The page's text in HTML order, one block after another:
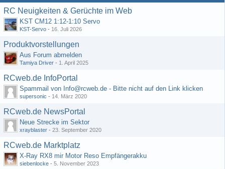
RC Neuigkeiten & Gerüchte im Web
KST CM12 1:12-1:10 Servo
KST-Servo - 16. Juli 2026
Produktvorstellungen
Aus Forum abmelden
Tamiya Driver - 1. April 2025
RCweb.de InfoPortal
Spammail von Info@rcweb.de - Bitte nicht auf den Link klicken
supersonic - 14. März 2020
RCweb.de NewsPortal
Neue Strecke im Sektor
xrayblaster - 23. September 2020
RCweb.de Marktplatz
X-Ray RX8 mir Motor Reso Empfängerakku
siebenlocke - 5. November 2023